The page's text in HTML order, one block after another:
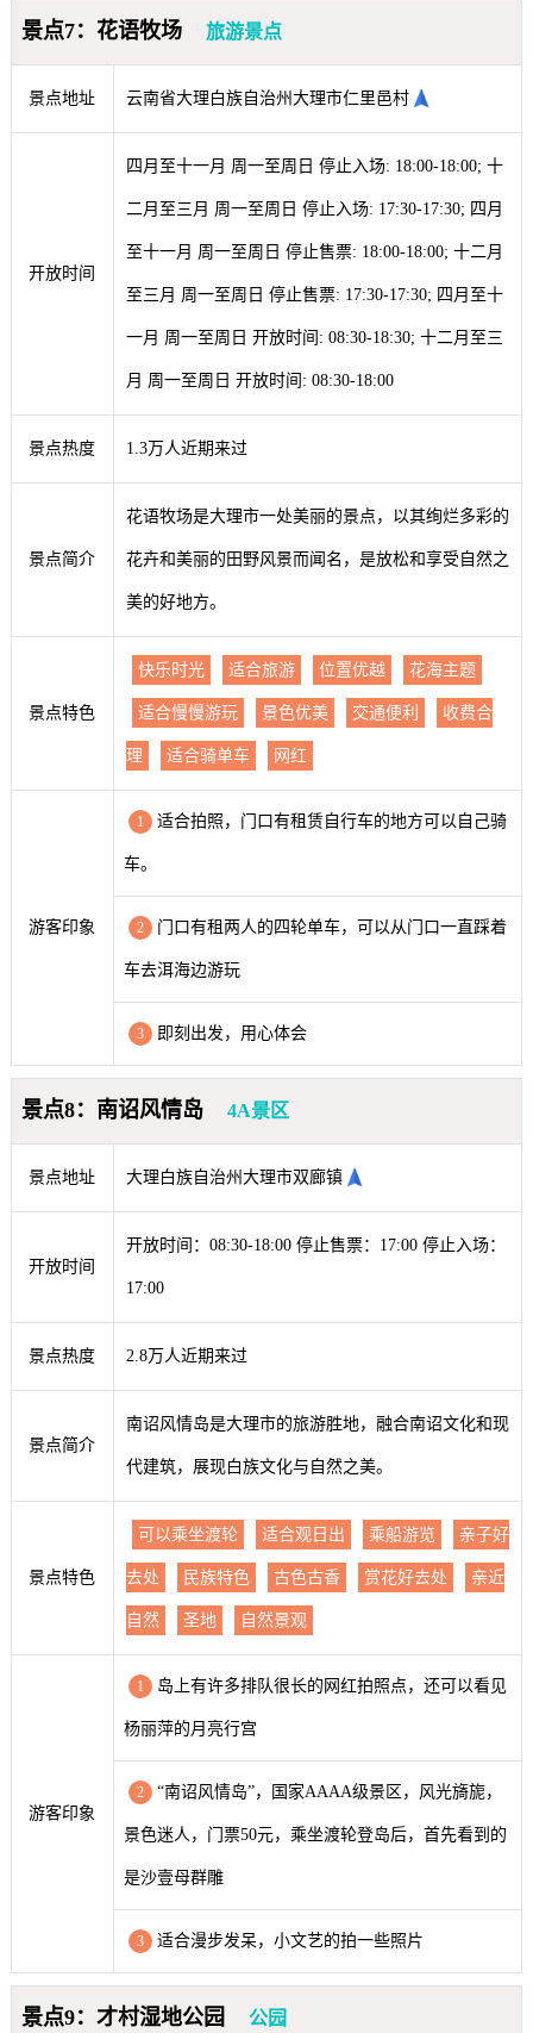
景点7：花语牧场 旅游景点
景点地址 云南省大理白族自治州大理市仁里邑村
开放时间
四月至十一月 周一至周日 停止入场: 18:00-18:00; 十
二月至三月 周一至周日 停止入场: 17:30-17:30; 四月
至十一月 周一至周日 停止售票: 18:00-18:00; 十二月
至三月 周一至周日 停止售票: 17:30-17:30; 四月至十
一月 周一至周日 开放时间: 08:30-18:30; 十二月至三
月 周一至周日 开放时间: 08:30-18:00
景点热度 1.3万人近期来过
景点简介
花语牧场是大理市一处美丽的景点，以其绚烂多彩的
花卉和美丽的田野风景而闻名，是放松和享受自然之
美的好地方。
景点特色
快乐时光 适合旅游 位置优越 花海主题
适合慢慢游玩 景色优美 交通便利 收费合
理 适合骑单车 网红
游客印象
1 适合拍照，门口有租赁自行车的地方可以自己骑
车。
2 门口有租两人的四轮单车，可以从门口一直踩着
车去洱海边游玩
3 即刻出发，用心体会
景点8：南诏风情岛 4A景区
景点地址 大理白族自治州大理市双廊镇
开放时间
开放时间：08:30-18:00 停止售票：17:00 停止入场：
17:00
景点热度 2.8万人近期来过
景点简介
南诏风情岛是大理市的旅游胜地，融合南诏文化和现
代建筑，展现白族文化与自然之美。
景点特色
可以乘坐渡轮 适合观日出 乘船游览 亲子好
去处 民族特色 古色古香 赏花好去处 亲近
自然 圣地 自然景观
游客印象
1 岛上有许多排队很长的网红拍照点，还可以看见
杨丽萍的月亮行宫
2 “南诏风情岛”，国家AAAA级景区，风光旖旎，
景色迷人，门票50元，乘坐渡轮登岛后，首先看到的
是沙壹母群雕
3 适合漫步发呆，小文艺的拍一些照片
景点9：才村湿地公园 公园